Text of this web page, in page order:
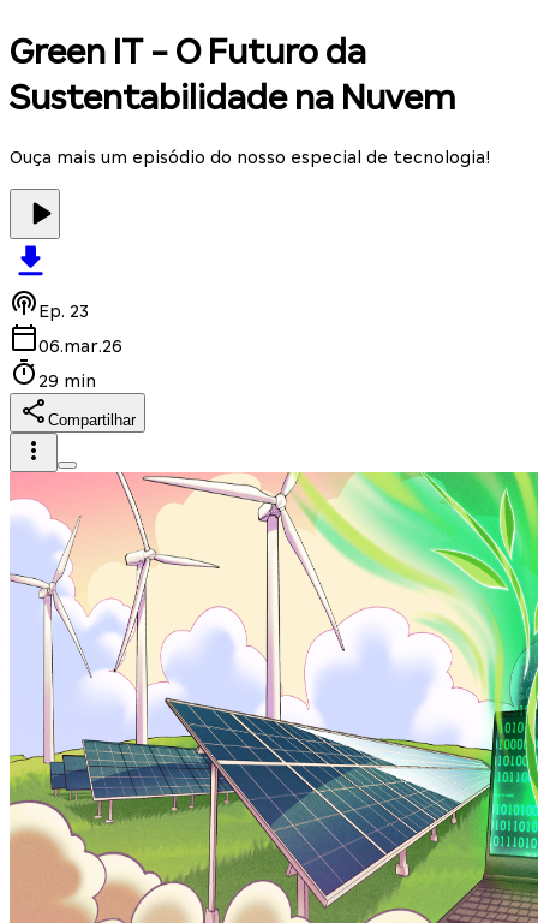
Green IT - O Futuro da
Sustentabilidade na Nuvem
Ouça mais um episódio do nosso especial de tecnologia!
Ep. 23
06.mar.26
29 min
Compartilhar